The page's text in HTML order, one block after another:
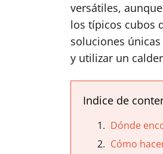
versátiles,
los típicos cubos
soluciones
y utilizar un
Indice de
Dónde
Cómo